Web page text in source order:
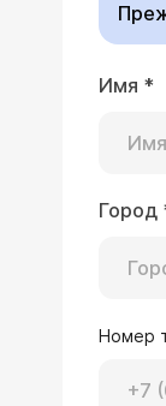
Имя *
Город
Номер